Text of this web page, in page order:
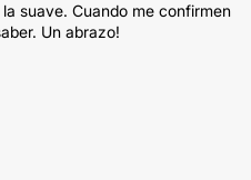
suave. Cuando me confirmen
Un abrazo!